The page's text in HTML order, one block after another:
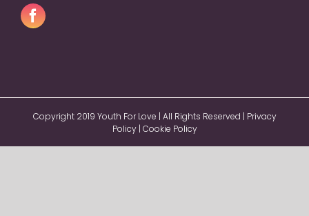
Copyright 2019 Youth For Love | All Rights Reserved | Privacy
Policy| Cookie Policy